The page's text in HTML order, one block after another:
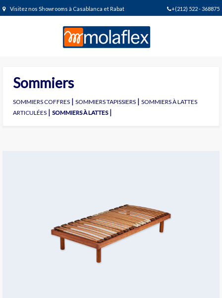
Visitez nos Showrooms à Casablanca et Rabat +(212) 522 - 368875
Sommiers
SOMMIERS COFFRES | SOMMIERS TAPISSIERS | SOMMIERS À LATTES
ARTICULÉES | SOMMIERS À LATTES |